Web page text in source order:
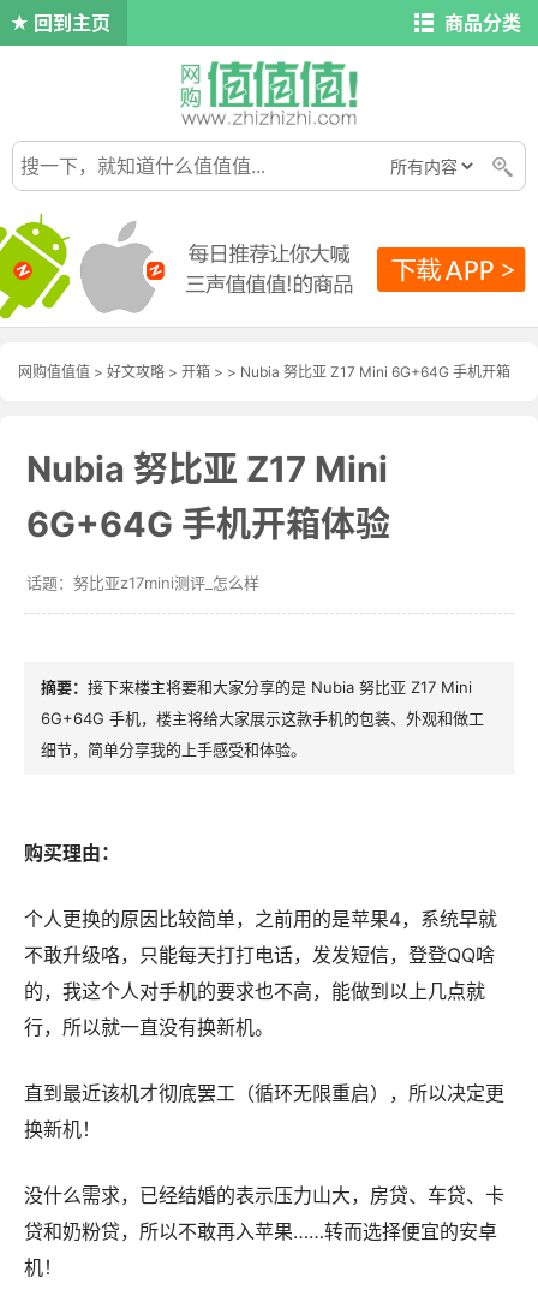
回到主页 商品分类
网购值值值 > 好文攻略 > 开箱 > > Nubia 努比亚 Z17 Mini 6G+64G 手机开箱
Nubia 努比亚 Z17 Mini
6G+64G 手机开箱体验
努比亚z17mini测评_怎么样
接下来楼主将要和大家分享的是 Nubia 努比亚 Z17 Mini
6G+64G 手机，楼主将给大家展示这款手机的包装、外观和做工
细节，简单分享我的上手感受和体验。
购买理由：
个人更换的原因比较简单，之前用的是苹果4，系统早就
不敢升级咯，只能每天打打电话，发发短信，登登QQ啥
的，我这个人对手机的要求也不高，能做到以上几点就
行，所以就一直没有换新机。
直到最近该机才彻底罢工（循环无限重启），所以决定更
换新机！
没什么需求，已经结婚的表示压力山大，房贷、车贷、卡
贷和奶粉贷，所以不敢再入苹果……转而选择便宜的安卓
机！